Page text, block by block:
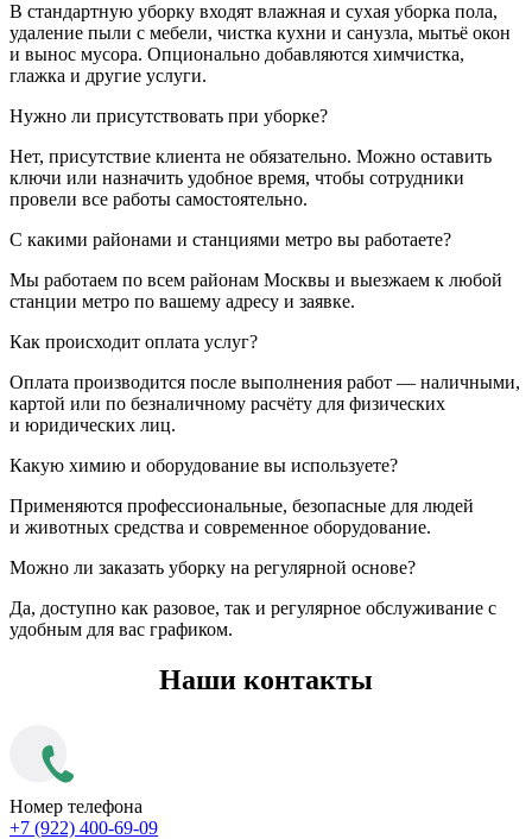
В стандартную уборку входят влажная и сухая уборка пола,
удаление пыли с мебели, чистка кухни и санузла, мытьё окон
и вынос мусора. Опционально добавляются химчистка,
глажка и другие услуги.
Нужно ли присутствовать при уборке?
Нет, присутствие клиента не обязательно. Можно оставить
ключи или назначить удобное время, чтобы сотрудники
провели все работы самостоятельно.
С какими районами и станциями метро вы работаете?
Мы работаем по всем районам Москвы и выезжаем к любой
станции метро по вашему адресу и заявке.
Как происходит оплата услуг?
Оплата производится после выполнения работ — наличными,
картой или по безналичному расчёту для физических
и юридических лиц.
Какую химию и оборудование вы используете?
Применяются профессиональные, безопасные для людей
и животных средства и современное оборудование.
Можно ли заказать уборку на регулярной основе?
Да, доступно как разовое, так и регулярное обслуживание с
удобным для вас графиком.
Наши контакты
Номер телефона
+7 (922) 400-69-09